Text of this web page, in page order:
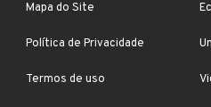
Mapa do Site
Política de Privacidade
Termos de uso